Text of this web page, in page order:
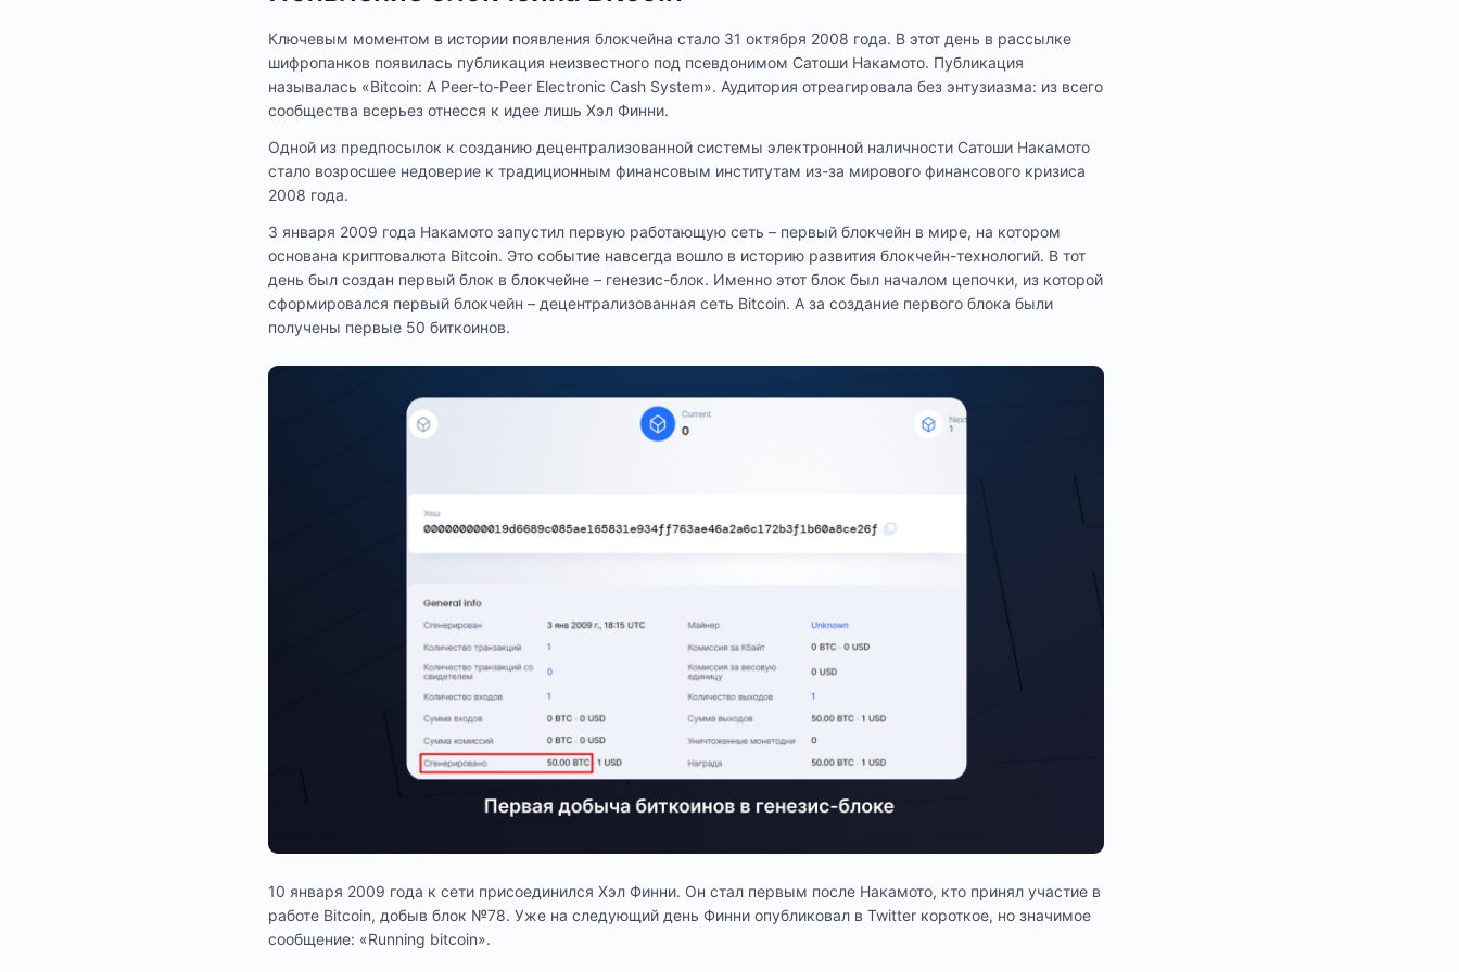
Ключевым моментом в истории появления блокчейна стало 31 октября 2008 года. В этот день в рассылке
шифропанков появилась публикация неизвестного под псевдонимом Сатоши Накамото. Публикация
называлась «Bitcoin: A Peer-to-Peer Electronic Cash System». Аудитория отреагировала без энтузиазма: из всего
сообщества всерьез отнесся к идее лишь Хэл Финни.
Одной из предпосылок к созданию децентрализованной системы электронной наличности Сатоши Накамото
стало возросшее недоверие к традиционным финансовым институтам из-за мирового финансового кризиса
2008 года.
3 января 2009 года Накамото запустил первую работающую сеть – первый блокчейн в мире, на котором
основана криптовалюта Bitcoin. Это событие навсегда вошло в историю развития блокчейн-технологий. В тот
день был создан первый блок в блокчейне – генезис-блок. Именно этот блок был началом цепочки, из которой
сформировался первый блокчейн – децентрализованная сеть Bitcoin. А за создание первого блока были
получены первые 50 биткоинов.
10 января 2009 года к сети присоединился Хэл Финни. Он стал первым после Накамото, кто принял участие в
работе Bitcoin, добыв блок №78. Уже на следующий день Финни опубликовал в Twitter короткое, но значимое
сообщение: «Running bitcoin».